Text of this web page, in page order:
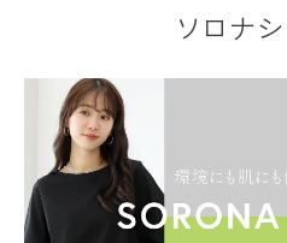
ACCOUNT MENU
ようこそ ゲスト 様
ソロナ